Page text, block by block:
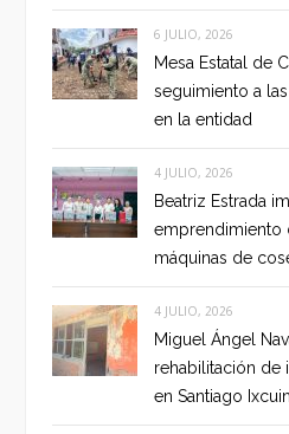
6 JULIO, 2026
Mesa Estatal de
seguimiento a
en la entidad
4 JULIO, 2026
Beatriz Estrada
emprendimiento
máquinas de
4 JULIO, 2026
Miguel Ángel
rehabilitación de
en Santiago